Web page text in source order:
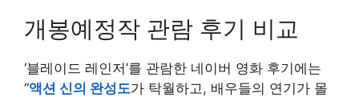
개봉예정작 관람 후기 비교
‘블레이드 레인저’를 관람한 네이버 영화 후기에는
“액션 신의 완성도가 탁월하고, 배우들의 연기가 몰